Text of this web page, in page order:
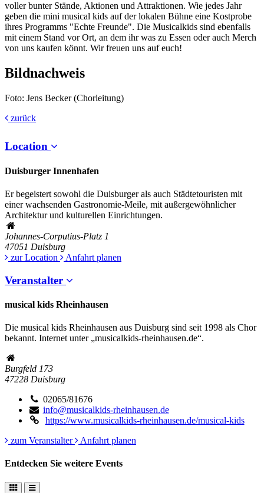
voller bunter Stände, Aktionen und Attraktionen. Wie jedes Jahr
geben die mini musical kids auf der lokalen Bühne eine Kostprobe
ihres Programms "Echte Freunde". Die Musicalkids sind ebenfalls
mit einem Stand vor Ort, an dem ihr was zu Essen oder auch Merch
von uns kaufen könnt. Wir freuen uns auf euch!
Bildnachweis
Foto: Jens Becker (Chorleitung)
zurück
Location
Duisburger Innenhafen
Er begeistert sowohl die Duisburger als auch Städtetouristen mit
einer wachsenden Gastronomie-Meile, mit außergewöhnlicher
Architektur und kulturellen Einrichtungen.
Johannes-Corputius-Platz 1
47051 Duisburg
zur Location
Anfahrt planen
Veranstalter
musical kids Rheinhausen
Die musical kids Rheinhausen aus Duisburg sind seit 1998 als Chor
bekannt. Internet unter „musicalkids-rheinhausen.de“.
Burgfeld 173
47228 Duisburg
02065/81676
info@musicalkids-rheinhausen.de
https://www.musicalkids-rheinhausen.de/musical-kids
zum Veranstalter
Anfahrt planen
Entdecken Sie weitere Events